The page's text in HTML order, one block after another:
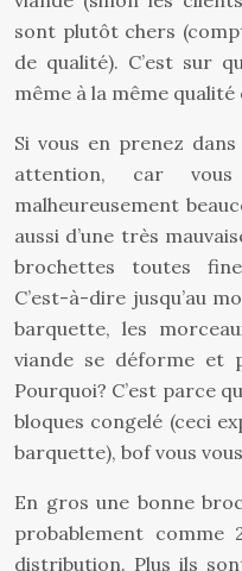
sont plutôt chers
de qualité). C’est sur
même à la même
Si vous en prenez
attention, car
malheureusement
aussi d’une très
brochettes toutes
C’est-à-dire jusqu’au
barquette, les
viande se déforme et
Pourquoi? C’est parce
bloques congelé (ceci
barquette), bof vous
En gros une bonne
probablement
distribution. Plus ils